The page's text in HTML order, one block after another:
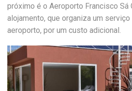
próximo é o Aeroporto Francisco Sá
alojamento, que organiza um
aeroporto, por um custo adicional.